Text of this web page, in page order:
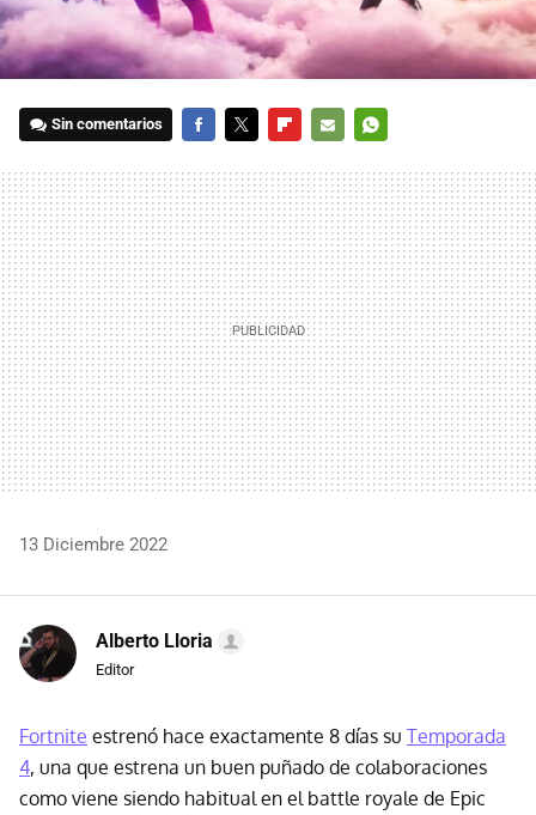
Sin comentarios
MAIL
13 Diciembre 2022
Alberto Lloria
Editor
Fortnite estrenó hace exactamente 8 días su Temporada
4, una que estrena un buen puñado de colaboraciones
como viene siendo habitual en el battle royale de Epic